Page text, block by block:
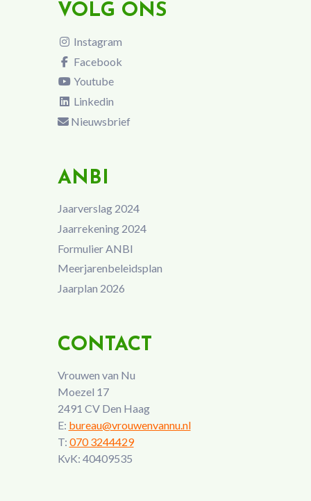
VOLG ONS
Instagram
Facebook
Youtube
Linkedin
Nieuwsbrief
ANBI
Jaarverslag 2024
Jaarrekening 2024
Formulier ANBI
Meerjarenbeleidsplan
Jaarplan 2026
CONTACT
Vrouwen van Nu
Moezel 17
2491 CV Den Haag
E: bureau@vrouwenvannu.nl
T: 070 3244429
KvK: 40409535